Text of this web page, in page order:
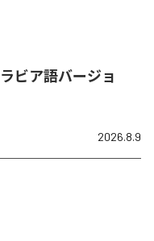
2026.8.9